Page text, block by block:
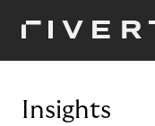
Insights